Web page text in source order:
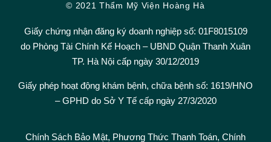
© 2021 Thẩm Mỹ Viện Hoàng Hà
Giấy chứng nhận đăng ký doanh nghiệp số: 01F8015109
do Phòng Tài Chính Kế Hoạch – UBND Quận Thanh Xuân
TP. Hà Nội cấp ngày 30/12/2019
Giấy phép hoạt động khám bệnh, chữa bệnh số: 1619/HNO
– GPHD do Sở Y Tế cấp ngày 27/3/2020
Chính Sách Bảo Mật, Phương Thức Thanh Toán, Chính